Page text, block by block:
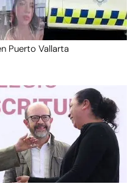
Puerto Vallarta